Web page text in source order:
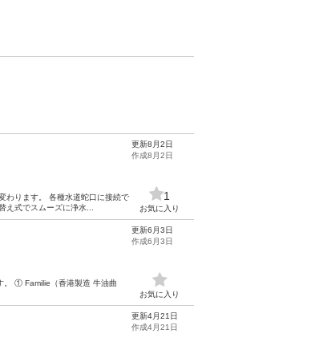
わります。 各種水道蛇口に接続で
え式でスムーズに浄水...
更新8月2日
作成8月2日
1
お気に入り
。 ① Familie（香港製造 牛油曲
更新6月3日
作成6月3日
お気に入り
更新4月21日
作成4月21日